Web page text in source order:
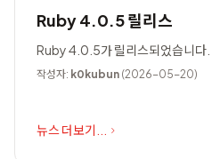
Ruby 4.0.5 릴리스
Ruby 4.0.5가 릴리스되었습니다.
작성자: k0kubun (2026-05-20)
뉴스 더보기...